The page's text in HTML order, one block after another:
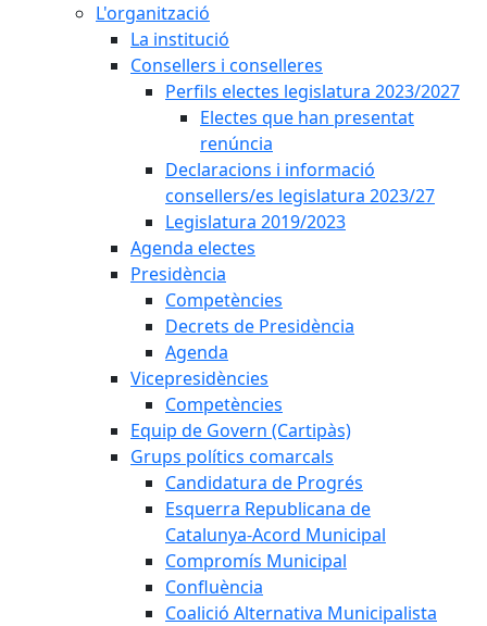
L'organització
La institució
Consellers i conselleres
Perfils electes legislatura 2023/2027
Electes que han presentat
renúncia
Declaracions i informació
consellers/es legislatura 2023/27
Legislatura 2019/2023
Agenda electes
Presidència
Competències
Decrets de Presidència
Agenda
Vicepresidències
Competències
Equip de Govern (Cartipàs)
Grups polítics comarcals
Candidatura de Progrés
Esquerra Republicana de
Catalunya-Acord Municipal
Compromís Municipal
Confluència
Coalició Alternativa Municipalista